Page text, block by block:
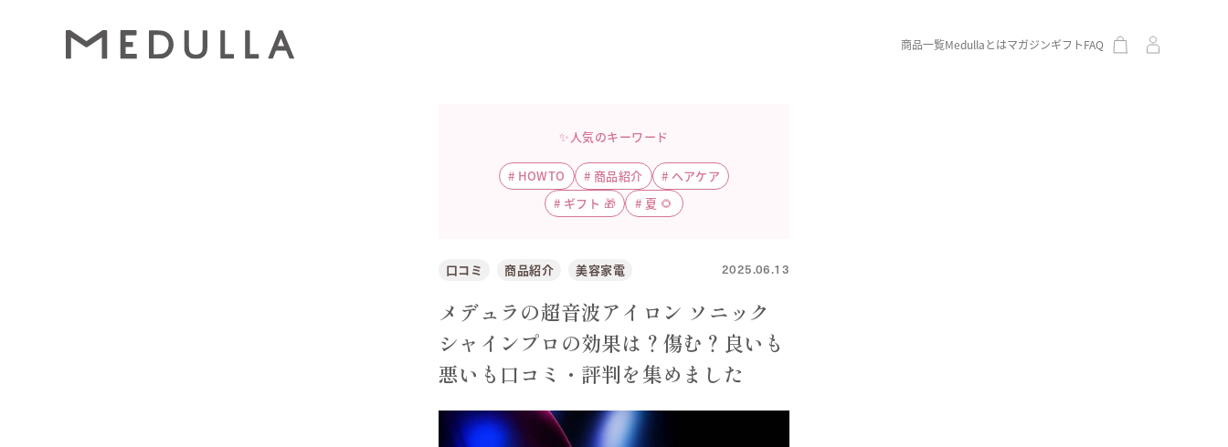
商品一覧MedullaとはマガジンギフトFAQ
✨人気のキーワード
# HOWTO # 商品紹介 # ヘアケア
# ギフト 🎁 # 夏 🌻
口コミ 商品紹介 美容家電 2025.06.13
メデュラの超音波アイロン ソニック
シャインプロの効果は？傷む？良いも
悪いも口コミ・評判を集めました